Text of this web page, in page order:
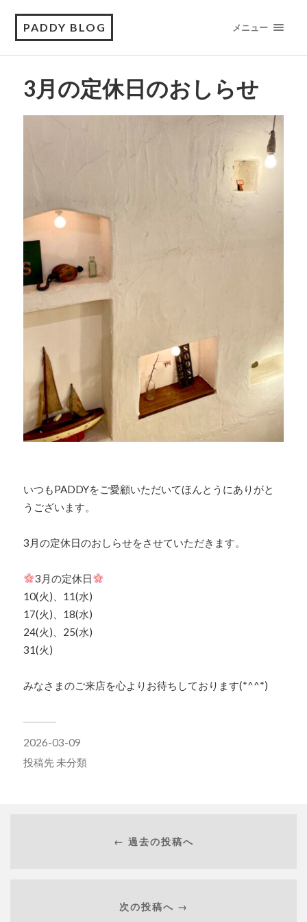
PADDY BLOG メニュー
3月の定休日のおしらせ
いつもPADDYをご愛顧いただいてほんとうにありがと
うございます。
3月の定休日のおしらせをさせていただきます。
3月の定休日
10(火)、11(水)
17(火)、18(水)
24(火)、25(水)
31(火)
みなさまのご来店を心よりお待ちしております(*^^*)
2026-03-09
投稿先 未分類
← 過去の投稿へ
次の投稿へ →